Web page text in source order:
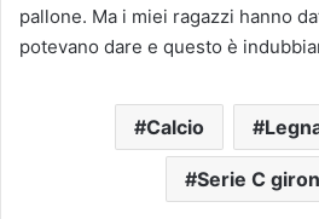
pallone. Ma i miei ragazzi hanno
potevano dare e questo è
Calcio
Serie C